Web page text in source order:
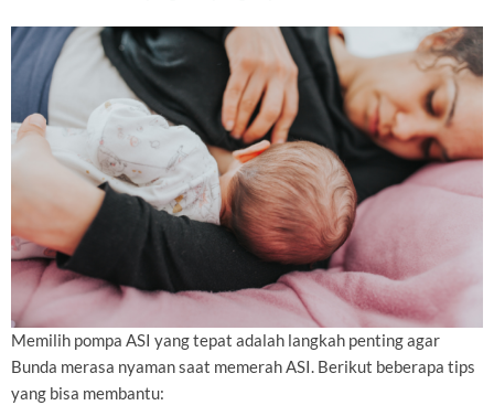
Memilih pompa ASI yang tepat adalah langkah penting agar
Bunda merasa nyaman saat memerah ASI. Berikut beberapa tips
yang bisa membantu: